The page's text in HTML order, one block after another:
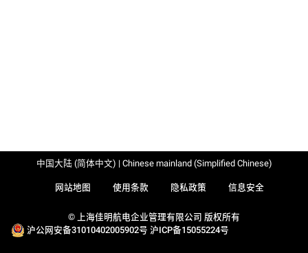
© 上海佳明航电企业管理有限公司 版权所有
沪公网安备31010402005902号 沪ICP备15055224号
网站地图 使用条款 隐私政策 信息安全
中国大陆 (简体中文) | Chinese mainland (Simplified Chinese)